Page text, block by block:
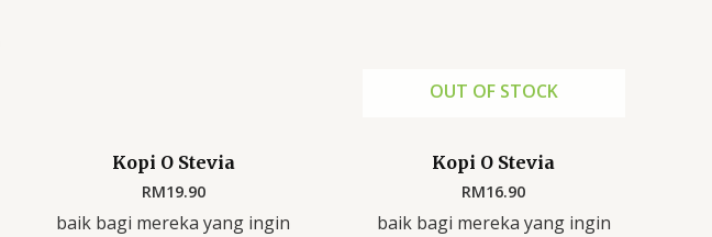
Kopi O Stevia
RM19.90
baik bagi mereka yang ingin
OUT OF STOCK
Kopi O Stevia
RM16.90
baik bagi mereka yang ingin